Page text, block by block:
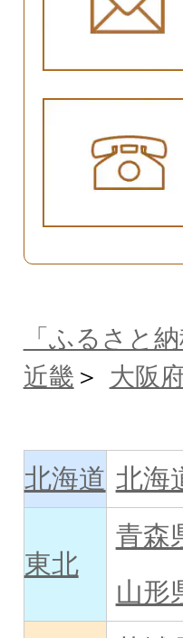
「ふるさと
近畿
大阪
北海道 北海
東北
青森
山形